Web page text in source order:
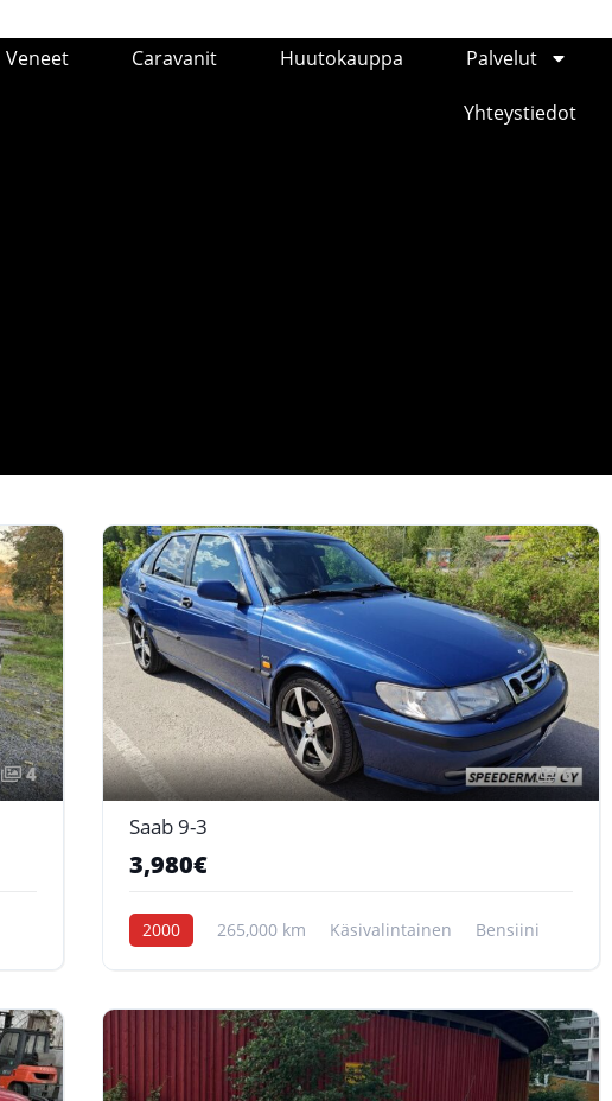
Veneet Caravanit Huutokauppa Palvelut
Yhteystiedot
4 6
Saab 9-3
3,980€
2000 265,000 km Käsivalintainen Bensiini